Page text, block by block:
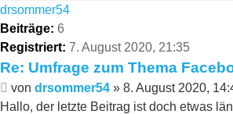
oben
drsommer54
Beiträge: 6
Registriert: 7. August 2020, 21:35
Re: Umfrage zum Thema
Beitrag
von drsommer54 » 8. August 2020,
Hallo, der letzte Beitrag ist doch etwas